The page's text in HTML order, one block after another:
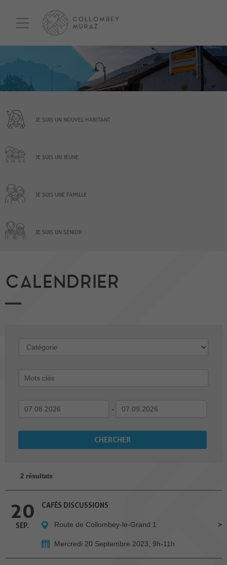
JE SUIS UN NOUVEL HABITANT
JE SUIS UN JEUNE
JE SUIS UNE FAMILLE
JE SUIS UN SENIOR
CALENDRIER
-
2 résultats
20
SEP.
CAFÉS DISCUSSIONS
Route de Collombey-le-Grand 1
Mercredi 20 Septembre 2023, 9h-11h